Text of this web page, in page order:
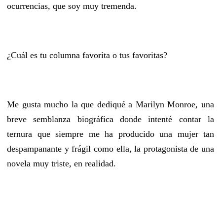
ocurrencias, que soy muy tremenda.
¿Cuál es tu columna favorita o tus favoritas?
Me gusta mucho la que dediqué a Marilyn Monroe, una
breve semblanza biográfica donde intenté contar la
ternura que siempre me ha producido una mujer tan
despampanante y frágil como ella, la protagonista de una
novela muy triste, en realidad.